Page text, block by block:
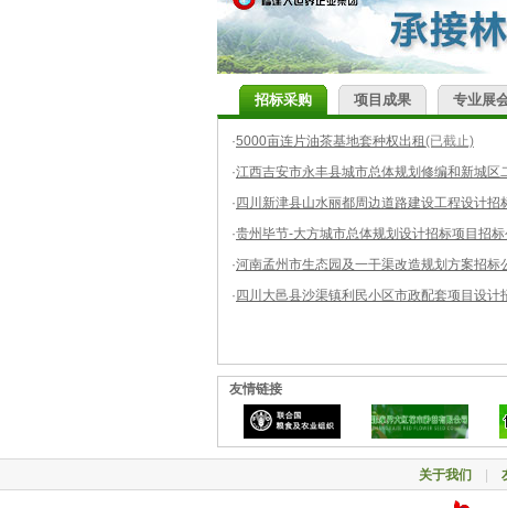
林业，让掌声响起来
林业站管理林木采伐职责有新调整
招标采购 项目成果 专业展
·5000亩连片油茶基地套种权出租(已截止)
·江西吉安市永丰县城市总体规划修编和新城区
· 四川新津县山水丽都周边道路建设工程设计招
·贵州毕节-大方城市总体规划设计招标项目招
·河南孟州市生态园及一干渠改造规划方案招标
· 四川大邑县沙渠镇利民小区市政配套项目设计
友情链接
关于我们